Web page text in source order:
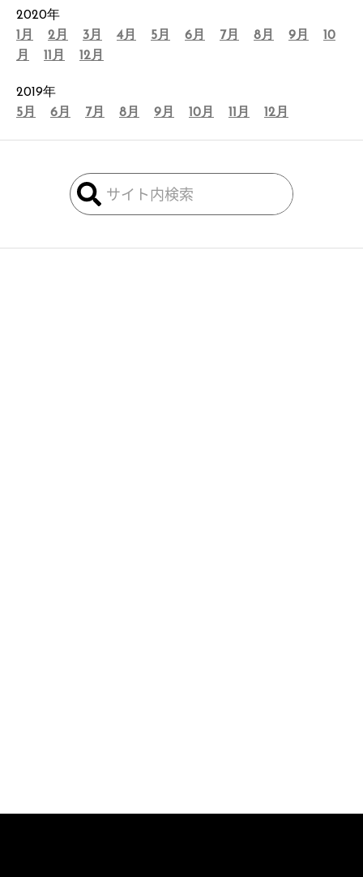
2020年
1月
2月 3月 4月 5月 6月 7月 8月 9月
10
月
11月 12月
2019年
5月
6月 7月 8月 9月 10月 11月 12月